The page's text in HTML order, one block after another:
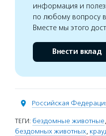
информация и
по любому вопросу
Вместе мы этого
Внести вклад
Российская
ТЕГИ: бездомные животные,
бездомных животных,